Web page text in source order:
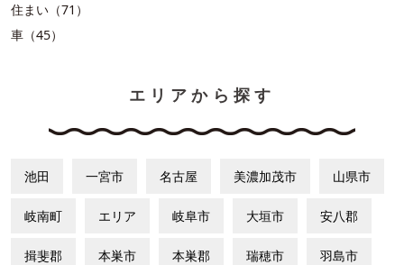
住まい（71）
車（45）
エリアから探す
池田 一宮市 名古屋 美濃加茂市 山県市
岐南町 エリア 岐阜市 大垣市 安八郡
揖斐郡 本巣市 本巣郡 瑞穂市 羽島市